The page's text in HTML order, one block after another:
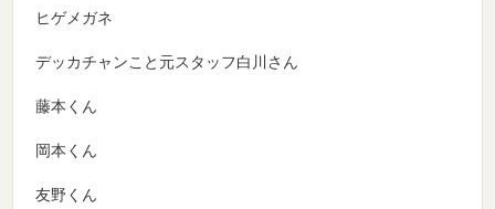
ヒゲメガネ
デッカチャンこと元スタッフ白川さん
藤本くん
岡本くん
友野くん